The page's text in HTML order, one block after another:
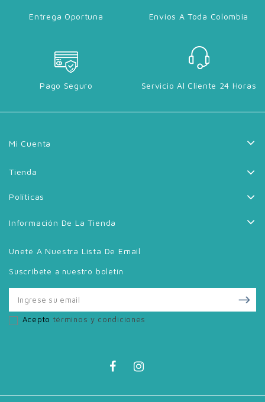
Entrega Oportuna Envíos A Toda Colombia
Pago Seguro Servicio Al Cliente 24 Horas
Mi Cuenta
Tienda
Políticas
Información De La Tienda
Uneté A Nuestra Lista De Email
Suscríbete a nuestro boletín
Acepto términos y condiciones